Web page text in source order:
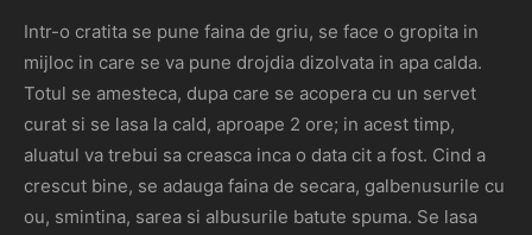
Intr-o cratita se pune faina de griu, se face o gropita in
mijloc in care se va pune drojdia dizolvata in apa calda.
Totul se amesteca, dupa care se acopera cu un servet
curat si se lasa la cald, aproape 2 ore; in acest timp,
aluatul va trebui sa creasca inca o data cit a fost. Cind a
crescut bine, se adauga faina de secara, galbenusurile cu
ou, smintina, sarea si albusurile batute spuma. Se lasa